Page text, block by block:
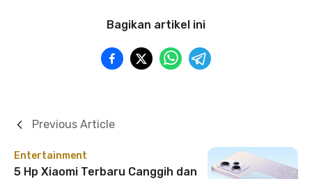
Bagikan artikel ini
Entertainment
5 Hp Xiaomi Terbaru Canggih dan
Previous Article